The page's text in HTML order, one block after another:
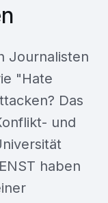
Journalisten
"Hate
Das
und
haben